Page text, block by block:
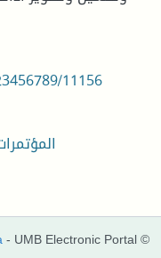
11156
- UMB Electronic Portal ©